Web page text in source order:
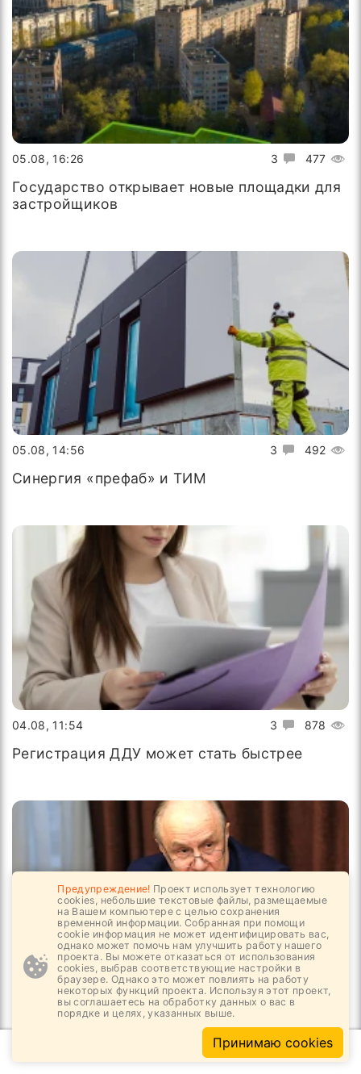
3 477
05.08, 16:26
Государство открывает новые площадки для
застройщиков
3 492
05.08, 14:56
Синергия «префаб» и ТИМ
3 878
04.08, 11:54
Регистрация ДДУ может стать быстрее
3 1032
03.08, 16:24
Предупреждение! Проект использует технологию
cookies, небольшие текстовые файлы, размещаемые
на Вашем компьютере с целью сохранения
временной информации. Собранная при помощи
cookie информация не может идентифицировать вас,
однако может помочь нам улучшить работу нашего
проекта. Вы можете отказаться от использования
cookies, выбрав соответствующие настройки в
браузере. Однако это может повлиять на работу
некоторых функций проекта. Используя этот проект,
вы соглашаетесь на обработку данных о вас в
порядке и целях, указанных выше.
Принимаю cookies